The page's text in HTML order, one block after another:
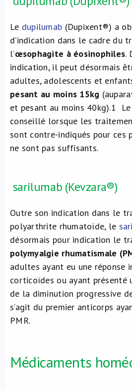
Le dupilumab (Dupixent®) a
d’indication dans le cadre du
l’œsophagite à éosinophiles.
indication, il peut désormais
adultes, adolescents et
pesant au moins 15kg
et pesant au moins 40kg).1
conseillé lorsque les
sont contre-indiqués pour ces
ne sont pas suffisants.
sarilumab (Kevzara®)
Outre son indication dans le
polyarthrite rhumatoïde, le
désormais pour indication le
polymyalgie rhumatismale
adultes ayant eu une réponse
corticoïdes ou ayant présenté
de la diminution progressive
s’agit du premier anticorps
PMR.
Médicaments